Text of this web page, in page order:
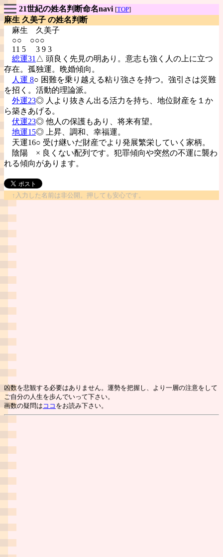
21世紀の姓名判断命名navi [TOP]
麻生 久美子 の姓名判断
麻生 久美子
○○ ○○○
11 5 3 9 3
総運31 △ 頭良く先見の明あり。意志も強く人の上に立つ
存在。孤独運。晩婚傾向。
人運 8○ 困難を乗り越える粘り強さを持つ。強引さは災難
を招く。活動的理論派。
外運23◎ 人より抜きん出る活力を持ち、地位財産を１か
ら築きあげる。
伏運23◎ 他人の保護もあり、将来有望。
地運15◎ 上昇、調和、幸福運。
天運16○ 受け継いだ財産でより発展繁栄していく家柄。
陰陽 × 良くない配列です。犯罪傾向や突然の不運に襲わ
れる傾向があります。
↑入力した名前は非公開。押しても安心です。
凶数を悲観する必要はありません。運勢を把握し、より一層の注意をして
ご自分の人生を歩んでいって下さい。
画数の疑問は ココ をお読み下さい。